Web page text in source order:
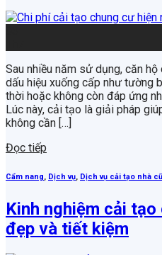
Sau nhiều năm sử dụng, căn
dấu hiệu xuống cấp như tường
thời hoặc không còn đáp ứng
Lúc này, cải tạo là giải pháp
không cần […]
Đọc tiếp
Cẩm nang, Dịch vụ, Dịch vụ cải tạo nhà
Kinh nghiệm cải
đẹp và tiết kiệm